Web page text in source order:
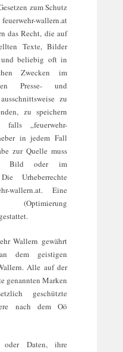
zum Schutz
wallern.at
das Recht, die auf
Texte, Bilder
und beliebig oft in
Zwecken im
Presse- und
zu
zu speichern
„feuerwehr-
in jedem Fall
zur Quelle muss
Bild oder im
Urheberrechte
wallern.at. Eine
Wallern gewährt
dem geistigen
Alle auf der
genannten Marken
geschützte
nach dem Oö
oder Daten, ihre